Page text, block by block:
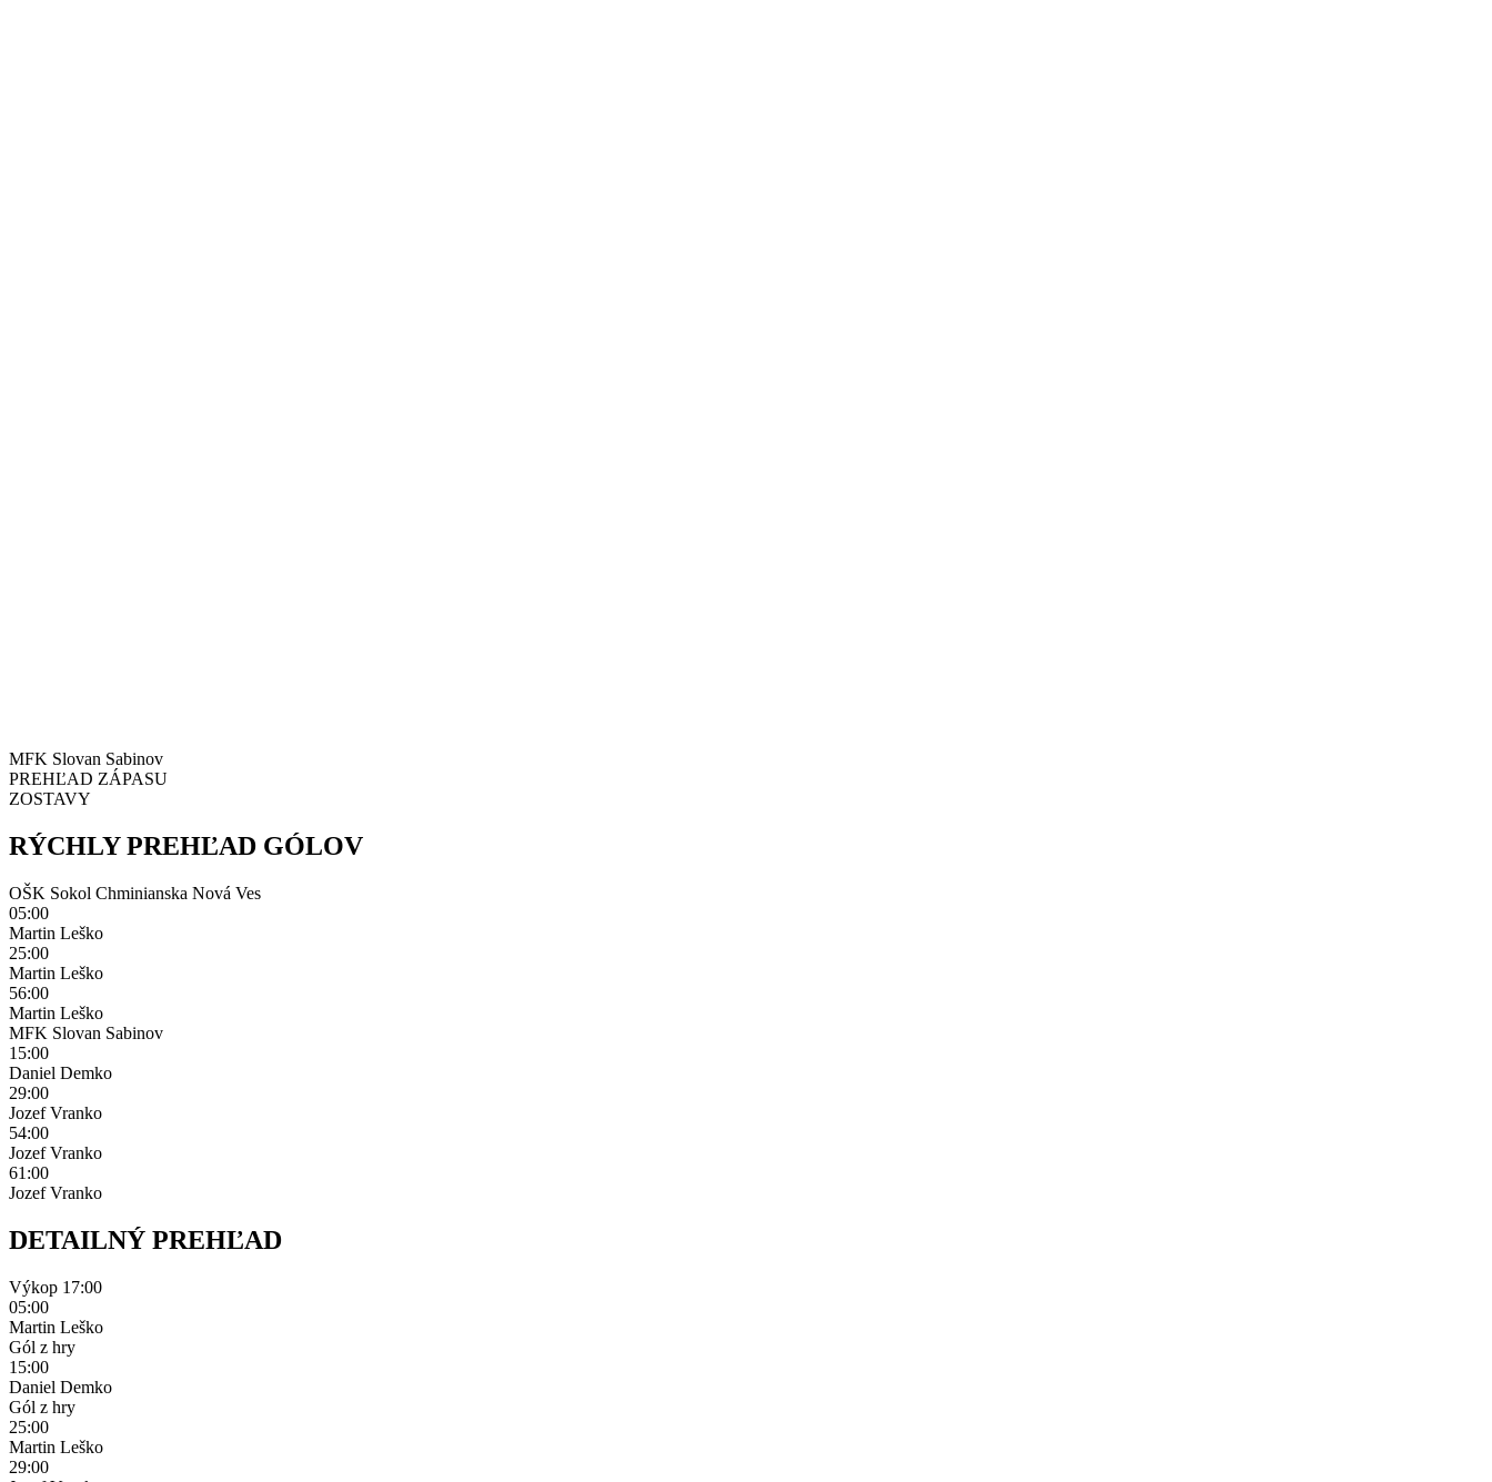
MFK Slovan Sabinov
PREHĽAD ZÁPASU
ZOSTAVY
RÝCHLY PREHĽAD GÓLOV
OŠK Sokol Chminianska Nová Ves
05:00
Martin Leško
25:00
Martin Leško
56:00
Martin Leško
MFK Slovan Sabinov
15:00
Daniel Demko
29:00
Jozef Vranko
54:00
Jozef Vranko
61:00
Jozef Vranko
DETAILNÝ PREHĽAD
Výkop 17:00
05:00
Martin Leško
Gól z hry
15:00
Daniel Demko
Gól z hry
25:00
Martin Leško
29:00